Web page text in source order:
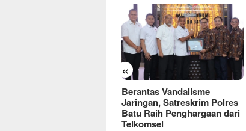
«
Berantas Vandalisme
Jaringan, Satreskrim Polres
Batu Raih Penghargaan dari
Telkomsel